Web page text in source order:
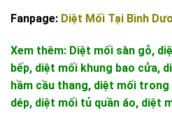
Fanpage: Diệt Mối Tại Bình
Xem thêm: Diệt mối sàn gỗ,
bếp, diệt mối khung bao cửa,
hầm cầu thang, diệt mối
dép, diệt mối tủ quần áo, diệt